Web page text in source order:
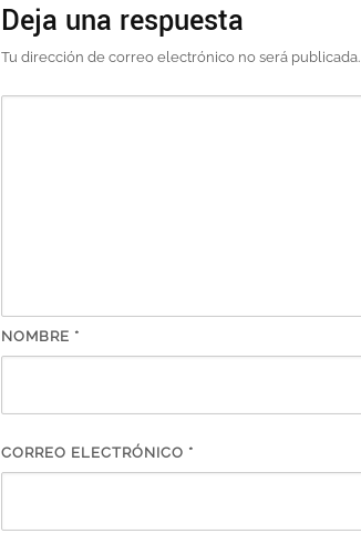
Deja una respuesta
Tu dirección de correo electrónico no será publicada.
NOMBRE *
CORREO ELECTRÓNICO *